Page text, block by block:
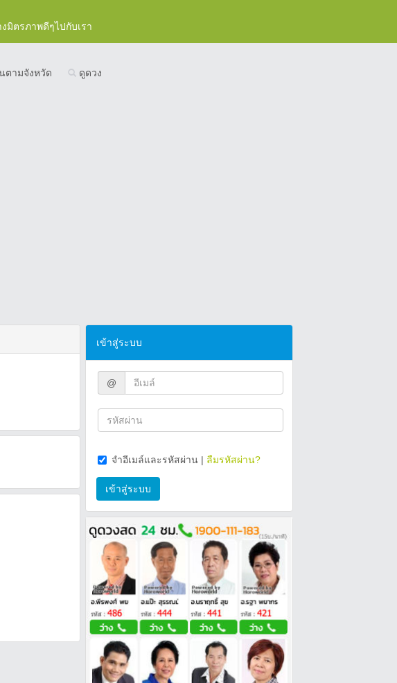
มิตรภาพดีๆไปกับเรา
ตามจังหวัด ดูดวง
เข้าสู่ระบบ
@
จำอีเมล์และรหัสผ่าน | ลืมรหัสผ่าน?
เข้าสู่ระบบ